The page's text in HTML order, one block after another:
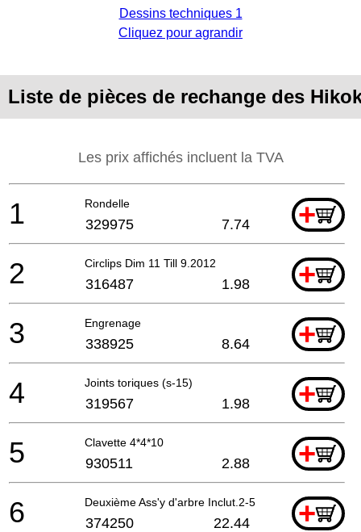
Dessins techniques 1
Cliquez pour agrandir
Liste de pièces de rechange des
Les prix affichés incluent la TVA
Rondelle +
1 329975 7.74
Circlips Dim 11 Till 9.2012 +
2 316487 1.98
Engrenage +
3 338925 8.64
Joints toriques (s-15) +
4 319567 1.98
Clavette 4*4*10 +
5 930511 2.88
Deuxième Ass'y d'arbre Inclut.2-5 +
6 374250 22.44